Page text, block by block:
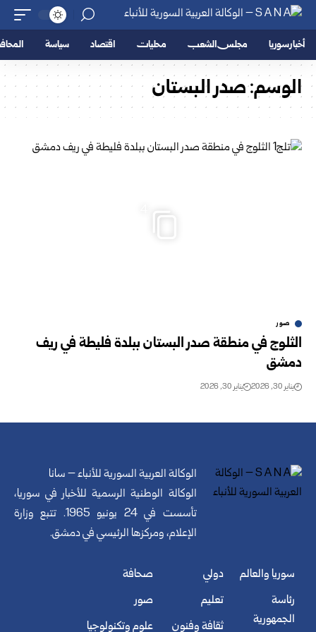
أخبار سوريا مجلس الشعب محليات اقتصاد سياسة
الوسم:صدر البستان
صور
الثلوج في منطقة صدر البستان ببلدة فليطة في ريف
دمشق
يناير 30, 2026 يناير 30, 2026
الوكالة العربية السورية للأنباء – سانا
الوكالة الوطنية الرسمية للأخبار في سوريا،
تأسست في 24 يونيو 1965. تتبع وزارة
الإعلام، ومركزها الرئيسي في دمشق.
سوريا والعالم
رئاسة
الجمهورية
دولي
تعليم
ثقافة وفنون
صحافة
صور
علوم وتكنولوجيا